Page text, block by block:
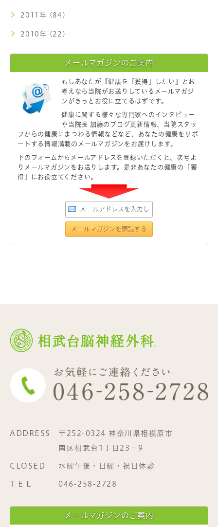
2011年 (84)
2010年 (22)
メールマガジンのご案内
もしあなたが 『健康を「獲得」したい』
とお
考えなら当院がお送りしているメールマガジ
ンがきっとお役に立てるはずです。
健康に関する様々な専門家へのインタビュー
や当院長 加藤のブログ更新情報、当院スタッ
フからの健康にまつわる情報などなど、あなたの健康をサポ
ートする情報満載のメールマガジンをお届けします。
下のフォームからメールアドレスを登録いただくと、次号よ
りメールマガジンをお送りします。是非あなたの健康の「獲
得」にお役立てください。
ADDRESS
〒252-0324 神奈川県相模原市
南区相武台1丁目23−9
CLOSED 水曜午後・日曜・祝日休診
T E L 046-258-2728
メールマガジンのご案内